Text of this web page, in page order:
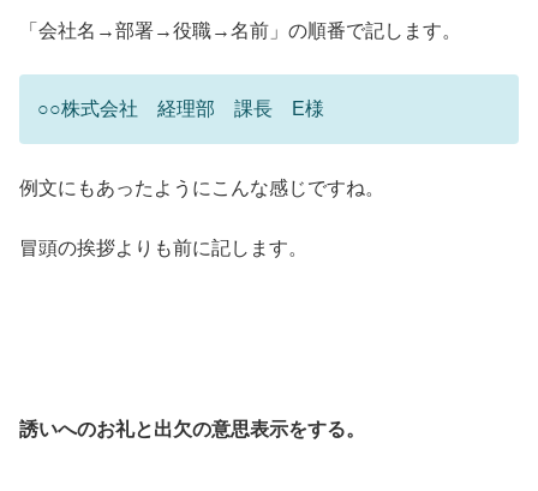
「会社名→部署→役職→名前」の順番で記します。
○○株式会社 経理部 課長 E様
例文にもあったようにこんな感じですね。
冒頭の挨拶よりも前に記します。
誘いへのお礼と出欠の意思表示をする。